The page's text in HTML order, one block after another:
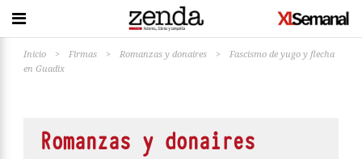
Inicio > Firmas > Romanzas y donaires >
Fascismo de yugo y flecha
en Guadix
Romanzas y donaires